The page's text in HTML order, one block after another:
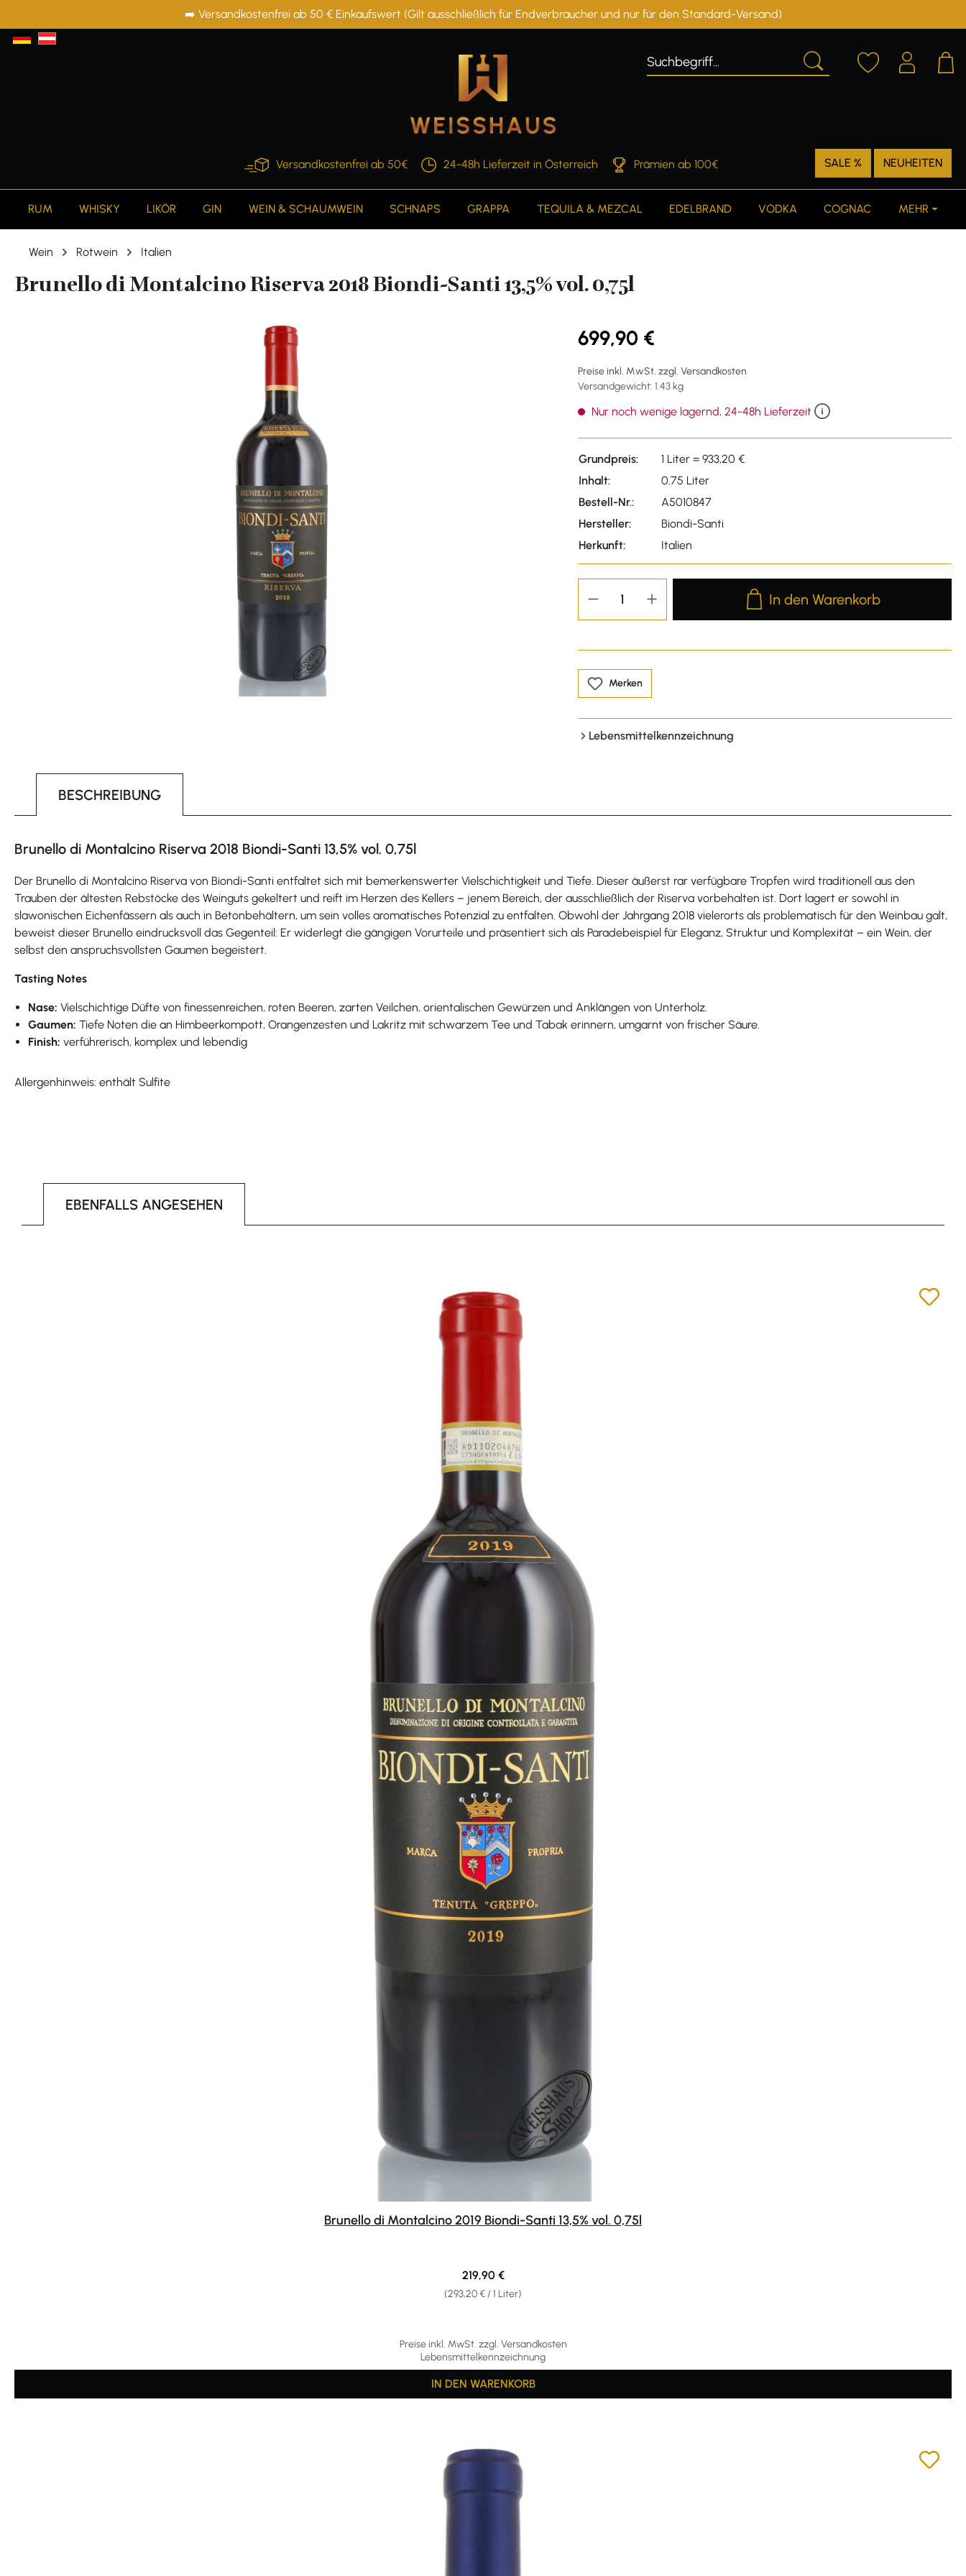
Zur Hauptnavigation springen➡️ Versandkostenfrei ab 50 € Einkaufswert (Gilt ausschließlich für Endverbraucher und nur für den Standard-Versand)
Versandkostenfrei ab 50€ 24-48h Lieferzeit in Österreich Prämien ab 100€ SALE % NEUHEITEN
RUM WHISKY LIKÖR GIN WEIN & SCHAUMWEIN SCHNAPS GRAPPA TEQUILA & MEZCAL EDELBRAND VODKA COGNAC MEHR
Wein Rotwein Italien
Brunello di Montalcino Riserva 2018 Biondi-Santi 13,5% vol. 0,75l
699,90 €
Preise inkl. MwSt. zzgl. Versandkosten
Versandgewicht: 1.43 kg
Nur noch wenige lagernd, 24-48h Lieferzeit
Grundpreis:
1 Liter = 933,20 €
Inhalt:
0.75 Liter
Bestell-Nr.:
A5010847
Hersteller:
Biondi-Santi
Herkunft:
Italien
Produkt Anzahl: Gib den
In den Warenkorb
Merken
Lebensmittelkennzeichnung
BESCHREIBUNG
Brunello di Montalcino Riserva 2018 Biondi-Santi 13,5% vol. 0,75l
Der Brunello di Montalcino Riserva von Biondi-Santi entfaltet sich mit bemerkenswerter Vielschichtigkeit und Tiefe. Dieser äußerst rar verfügbare Tropfen wird traditionell aus den
Trauben der ältesten Rebstöcke des Weinguts gekeltert und reift im Herzen des Kellers – jenem Bereich, der ausschließlich der Riserva vorbehalten ist. Dort lagert er sowohl in
slawonischen Eichenfässern als auch in Betonbehältern, um sein volles aromatisches Potenzial zu entfalten. Obwohl der Jahrgang 2018 vielerorts als problematisch für den Weinbau galt,
beweist dieser Brunello eindrucksvoll das Gegenteil: Er widerlegt die gängigen Vorurteile und präsentiert sich als Paradebeispiel für Eleganz, Struktur und Komplexität – ein Wein, der
selbst den anspruchsvollsten Gaumen begeistert.
Tasting Notes
Nase: Vielschichtige Düfte von finessenreichen, roten Beeren, zarten Veilchen, orientalischen Gewürzen und Anklängen von Unterholz.
Gaumen:Tiefe Noten die an Himbeerkompott, Orangenzesten und Lakritz mit schwarzem Tee und Tabak erinnern, umgarnt von frischer Säure.
Finish:verführerisch, komplex und lebendig
Allergenhinweis: enthält Sulfite
EBENFALLS ANGESEHEN
Brunello di Montalcino 2019 Biondi-Santi 13,5% vol. 0,75l
Preise inkl. MwSt. zzgl. Versandkosten
Lebensmittelkennzeichnung
(293,20 € / 1 Liter)
Regulärer Preis:
219,90 €
IN DEN WARENKORB